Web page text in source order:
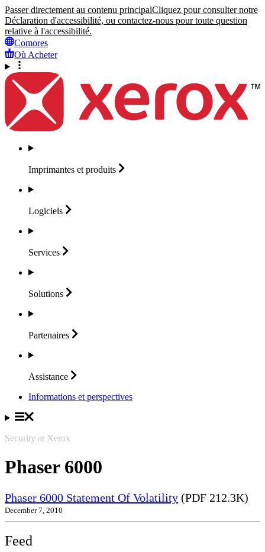
Passer directement au contenu principalCliquez pour consulter notre
Déclaration d'accessibilité, ou contactez-nous pour toute question
relative à l'accessibilité.
Comores
Où Acheter
Imprimantes et produits
Logiciels
Services
Solutions
Partenaires
Assistance
Informations et perspectives
Security at Xerox
Phaser 6000
Phaser 6000 Statement Of Volatility (PDF 212.3K)
December 7, 2010
Feed